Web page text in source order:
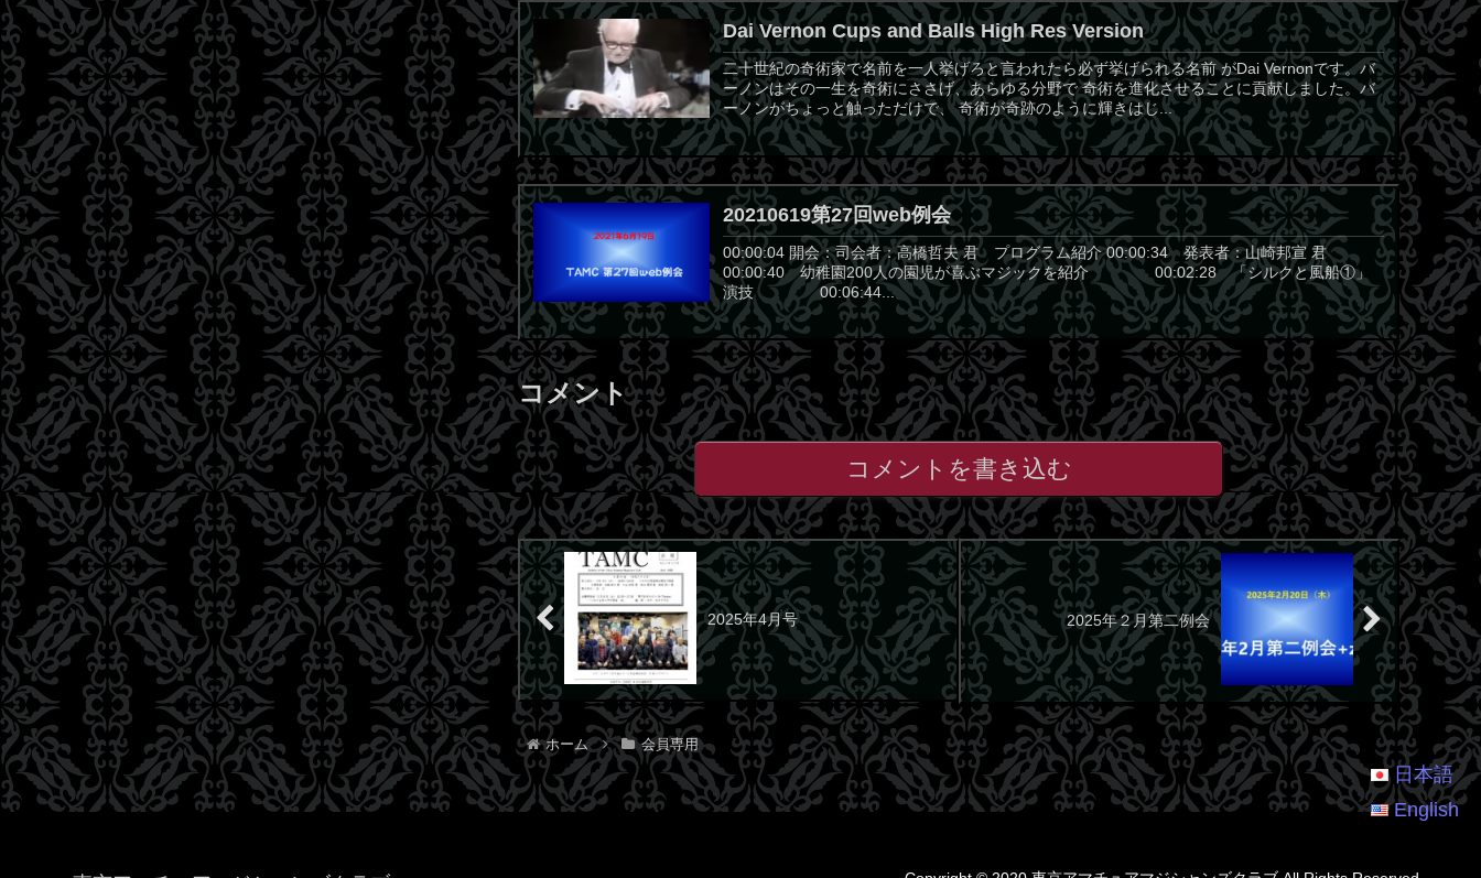
日本語
English
Dai Vernon Cups and Balls High Res Version
二十世紀の奇術家で名前を一人挙げろと言われたら必ず挙げられる名前 がDai Vernonです。バ
ーノンはその一生を奇術にささげ、あらゆる分野で 奇術を進化させることに貢献しました。バ
ーノンがちょっと触っただけで、 奇術が奇跡のように輝きはじ...
20210619第27回web例会
00:00:04 開会：司会者：高橋哲夫 君 プログラム紹介 00:00:34 発表者：山崎邦宣 君
00:00:40 幼稚園200人の園児が喜ぶマジックを紹介 00:02:28 「シルクと風船①」
演技 00:06:44...
コメント
コメントを書き込む
2025年4月号 2025年２月第二例会
ホーム 会員専用